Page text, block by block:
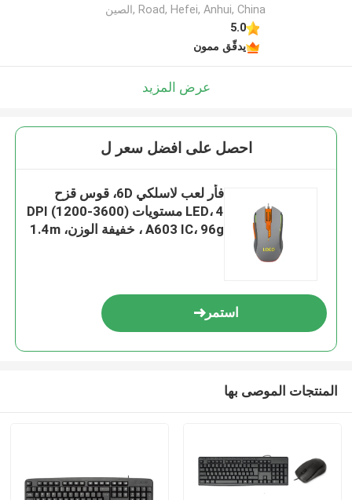
Road, Hefei, Anhui, China ,الصين
5.0
يدقّق ممون
عرض المزيد
احصل على افضل سعر ل
فأر لعب لاسلكي 6D، قوس قزح
LED، 4 مستويات DPI (1200-3600)
، A603 IC، 96g خفيفة الوزن، 1.4m
استمر
المنتجات الموصى بها